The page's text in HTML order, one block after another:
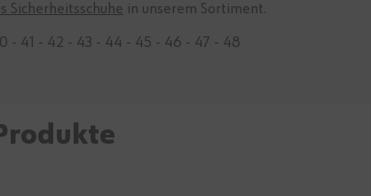
Sicherheitsschuhe in unserem Sortiment.
- 41 - 42 - 43 - 44 - 45 - 46 - 47 - 48